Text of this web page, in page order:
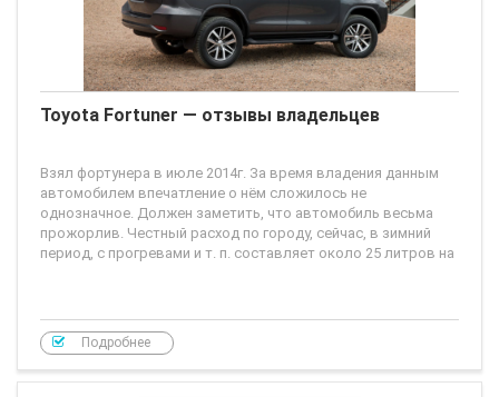
Toyota Fortuner — отзывы владельцев
Взял фортунера в июле 2014г. За время владения данным
автомобилем впечатление о нём сложилось не
однозначное. Должен заметить, что автомобиль весьма
прожорлив. Честный расход по городу, сейчас, в зимний
период, с прогревами и т. п. составляет около 25 литров на
Подробнее